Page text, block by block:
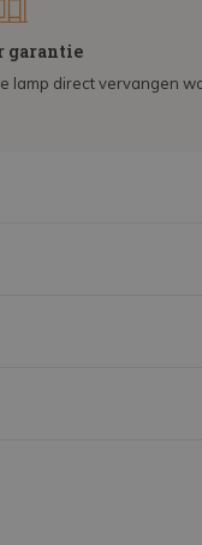
garantie
lamp direct vervangen